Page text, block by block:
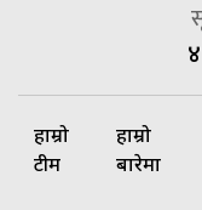
हाम्रो
टीम
हाम्रो
बारेमा